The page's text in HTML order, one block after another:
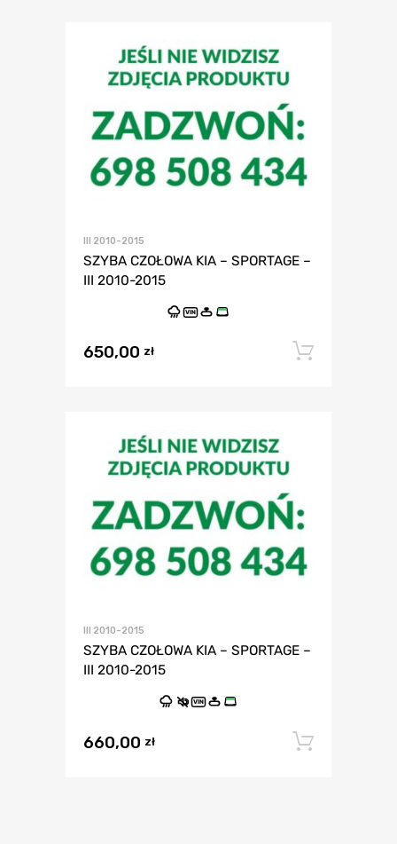
III 2010-2015
SZYBA CZOŁOWA KIA – SPORTAGE –
III 2010-2015
VIN
650,00 zł
III 2010-2015
SZYBA CZOŁOWA KIA – SPORTAGE –
III 2010-2015
VIN
660,00 zł